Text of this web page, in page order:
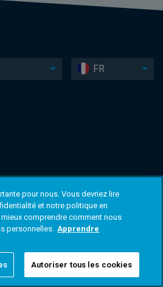
FR
pour nous. Vous devriez lire
et notre politique en
comprendre comment nous
personnelles. Apprendre
Autoriser tous les cookies